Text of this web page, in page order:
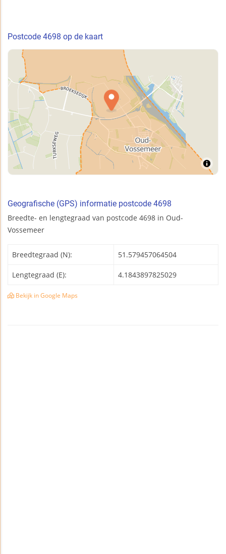
Postcode 4698 op de kaart
Geografische (GPS) informatie postcode 4698
Breedte- en lengtegraad van postcode 4698 in Oud-
Vossemeer
Breedtegraad (N): 51.579457064504
Lengtegraad (E): 4.1843897825029
Bekijk in Google Maps